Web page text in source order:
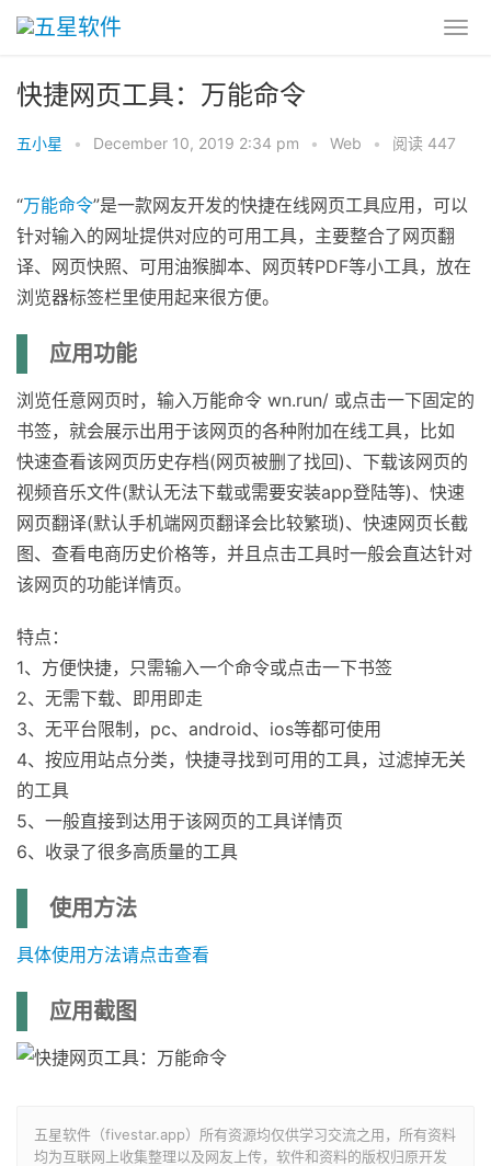
快捷网页工具：万能命令
五小星 • December 10, 2019 2:34 pm • Web • 阅读 447
“万能命令”是一款网友开发的快捷在线网页工具应用，可以
针对输入的网址提供对应的可用工具，主要整合了网页翻
译、网页快照、可用油猴脚本、网页转PDF等小工具，放在
浏览器标签栏里使用起来很方便。
应用功能
浏览任意网页时，输入万能命令 wn.run/ 或点击一下固定的
书签，就会展示出用于该网页的各种附加在线工具，比如
快速查看该网页历史存档(网页被删了找回)、下载该网页的
视频音乐文件(默认无法下载或需要安装app登陆等)、快速
网页翻译(默认手机端网页翻译会比较繁琐)、快速网页长截
图、查看电商历史价格等，并且点击工具时一般会直达针对
该网页的功能详情页。
特点：
1、方便快捷，只需输入一个命令或点击一下书签
2、无需下载、即用即走
3、无平台限制，pc、android、ios等都可使用
4、按应用站点分类，快捷寻找到可用的工具，过滤掉无关
的工具
5、一般直接到达用于该网页的工具详情页
6、收录了很多高质量的工具
使用方法
具体使用方法请点击查看
应用截图
五星软件（fivestar.app）所有资源均仅供学习交流之用，所有资料
均为互联网上收集整理以及网友上传，软件和资料的版权归原开发